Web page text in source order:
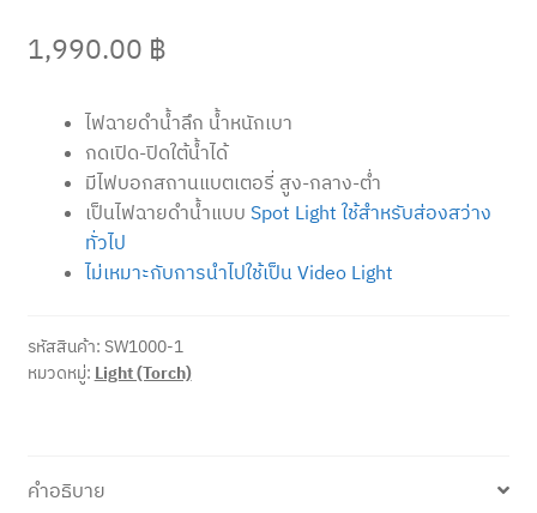
1,990.00 ฿
ไฟฉายดำน้ำลึก น้ำหนักเบา
กดเปิด-ปิดใต้น้ำได้
มีไฟบอกสถานแบตเตอรี่ สูง-กลาง-ต่ำ
เป็นไฟฉายดำน้ำแบบ Spot Light ใช้สำหรับส่องสว่าง
ทั่วไป
ไม่เหมาะกับการนำไปใช้เป็น Video Light
รหัสสินค้า: SW1000-1
หมวดหมู่: Light (Torch)
คำอธิบาย